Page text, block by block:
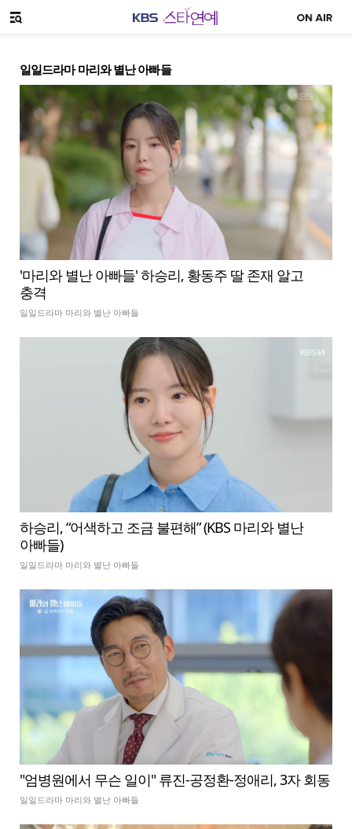
메뉴 열기
일일드라마 마리와 별난 아빠들
'마리와 별난 아빠들' 하승리, 황동주 딸 존재 알고
충격
일일드라마 마리와 별난 아빠들
하승리, “어색하고 조금 불편해” (KBS 마리와 별난
아빠들)
일일드라마 마리와 별난 아빠들
"엄병원에서 무슨 일이" 류진-공정환-정애리, 3자 회동
일일드라마 마리와 별난 아빠들